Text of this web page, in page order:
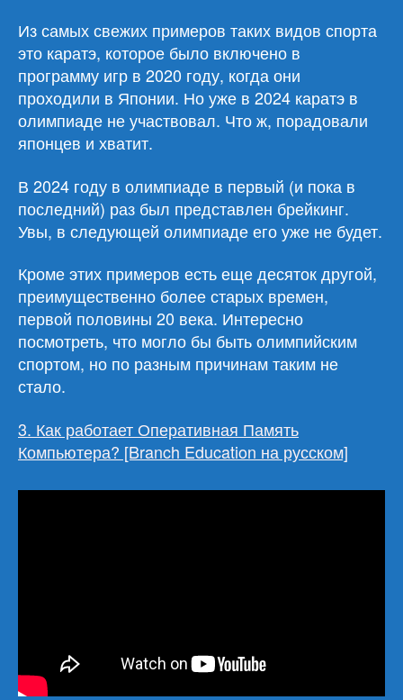
Из самых свежих примеров таких видов спорта
это каратэ, которое было включено в
программу игр в 2020 году, когда они
проходили в Японии. Но уже в 2024 каратэ в
олимпиаде не участвовал. Что ж, порадовали
японцев и хватит.
В 2024 году в олимпиаде в первый (и пока в
последний) раз был представлен брейкинг.
Увы, в следующей олимпиаде его уже не будет.
Кроме этих примеров есть еще десяток другой,
преимущественно более старых времен,
первой половины 20 века. Интересно
посмотреть, что могло бы быть олимпийским
спортом, но по разным причинам таким не
стало.
3. Как работает Оперативная Память
Компьютера? [Branch Education на русском]